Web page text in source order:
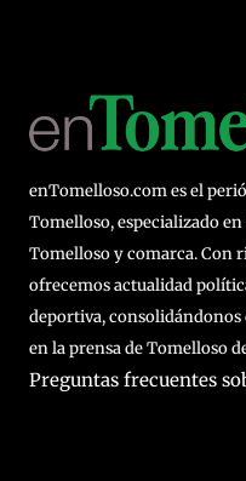
enTomelloso.com es el
Tomelloso, especializado
Tomelloso y comarca. Con
ofrecemos actualidad
deportiva,
en la prensa de Tomelloso
Preguntas frecuentes